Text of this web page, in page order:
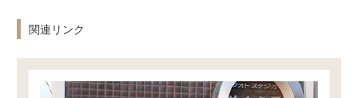
関連リンク